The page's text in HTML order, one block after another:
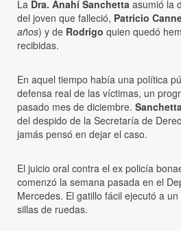
La Dra. Anahí Sanchetta asumió la
del joven que falleció, Patricio
años) y de Rodrigo quien quedó
recibidas.
En aquel tiempo había una política
defensa real de las víctimas, un
pasado mes de diciembre. Sanchetta
del despido de la Secretaría de
jamás pensó en dejar el caso.
El juicio oral contra el ex policía
comenzó la semana pasada en el
Mercedes. El gatillo fácil ejecutó a
sillas de ruedas.